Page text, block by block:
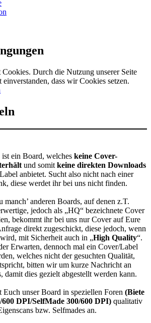
Cookies. Durch die Nutzung unserer Seite
dass wir Cookies setzen.
ist ein Board, welches keine Cover-
und somit keine direkten Downloads
anbietet. Sucht also nicht nach einer
diese werdet ihr bei uns nicht finden.
manch’ anderen Boards, auf denen z.T.
jedoch als „HQ“ bezeichnete Cover
bekommt ihr bei uns nur Cover auf Eure
direkt zugeschickt, diese jedoch, wenn
mit Sicherheit auch in „High Quality“.
Erwarten, dennoch mal ein Cover/Label
welches nicht der gesuchten Qualität,
bitten wir um kurze Nachricht an
damit dies gezielt abgestellt werden kann.
Euch unser Board in speziellen Foren (Biete
600 DPI/SelfMade 300/600 DPI) qualitativ
bzw. Selfmades an.